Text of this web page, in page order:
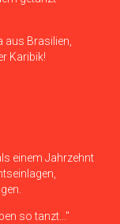
aus Brasilien,
Karibik!
einem Jahrzehnt
so tanzt..."